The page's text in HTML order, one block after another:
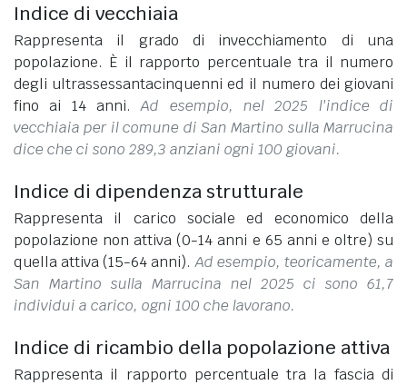
Indice di vecchiaia
Rappresenta il grado di invecchiamento di una
popolazione. È il rapporto percentuale tra il numero
degli ultrassessantacinquenni ed il numero dei giovani
fino ai 14 anni.Ad esempio, nel 2025 l'indice di
vecchiaia per il comune di San Martino sulla Marrucina
dice che ci sono 289,3 anziani ogni 100 giovani.
Indice di dipendenza strutturale
Rappresenta il carico sociale ed economico della
popolazione non attiva (0-14 anni e 65 anni e oltre) su
quella attiva (15-64 anni).Ad esempio, teoricamente, a
San Martino sulla Marrucina nel 2025 ci sono 61,7
individui a carico, ogni 100 che lavorano.
Indice di ricambio della popolazione attiva
Rappresenta il rapporto percentuale tra la fascia di